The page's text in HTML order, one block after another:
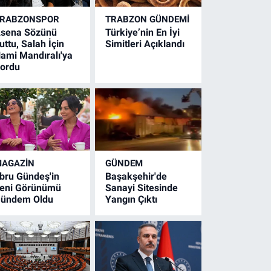
Sözünü
Salah İçin
Mandıralı'ya
TRABZON GÜNDEMİ
Türkiye’nin En İyi
Simitleri Açıklandı
Gündeş'in
Görünümü
Oldu
GÜNDEM
Başakşehir'de
Sanayi Sitesinde
Yangın Çıktı